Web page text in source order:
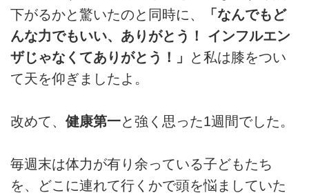
下がるかと驚いたのと同時に、
「なんでもど
んな力でもいい、ありがとう！ インフルエン
ザじゃなくてありがとう！」
と私は膝をつい
て天を仰ぎましたよ。
改めて、 健康第一と強く思った1週間でした。
毎週末は体力が有り余っている子どもたち
を、どこに連れて行くかで頭を悩ましていた